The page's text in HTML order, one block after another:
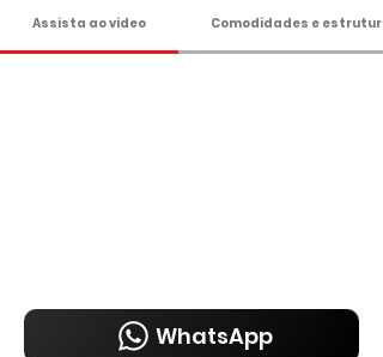
Tel: 15 3241.2846
WhatsApp: 15 98178-0158
www.delmassoimoveis.com.br
Assista ao vídeo Comodidades e estrutura
WhatsApp